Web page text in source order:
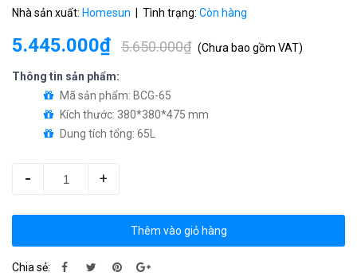
Nhà sản xuất: Homesun | Tình trạng: Còn hàng
5.445.000₫ 5.650.000₫ (Chưa bao gồm VAT)
Thông tin sản phẩm:
Mã sản phẩm: BCG-65
Kích thước: 380*380*475 mm
Dung tích tổng: 65L
- +
Thêm vào giỏ hàng
Chia sẻ: